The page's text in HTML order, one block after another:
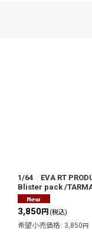
1/64 EVA RT
Blister pack /
3,850円 (税込)
希望小売価格 : 3,850円